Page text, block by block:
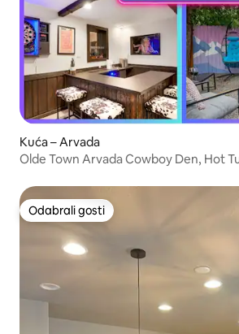
Kuća – Arvada
Olde Town Arvada Cowboy Den, Hot
Odabrali gosti
Odabrali gosti